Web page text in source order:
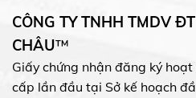
CÔNG TY TNHH TMDV
CHÂU™
Giấy chứng nhận đăng ký
cấp lần đầu tại Sở kế hoạch